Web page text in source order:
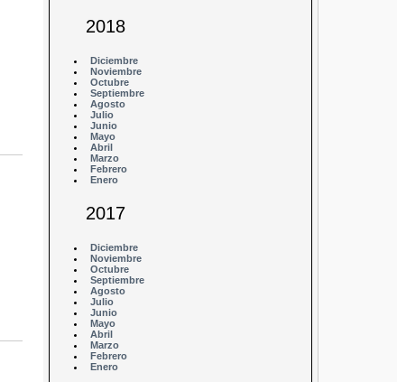
2018
Diciembre
Noviembre
Octubre
Septiembre
Agosto
Julio
Junio
Mayo
Abril
Marzo
Febrero
Enero
2017
Diciembre
Noviembre
Octubre
Septiembre
Agosto
Julio
Junio
Mayo
Abril
Marzo
Febrero
Enero